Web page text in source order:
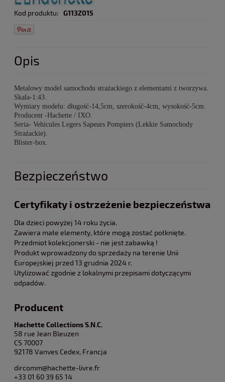
Kod produktu: G113Z015
Opis
Metalowy model samochodu strażackiego z elementami z tworzywa.
Skala-1:43.
Wymiary modelu: długość-14,5cm, szerokość-4cm, wysokość-5cm.
Producent -Hachette / IXO.
Seria- Vehicules Legers Sapeurs Pompiers (Lekkie Samochody
Strażackie).
Blister-box.
Bezpieczeństwo
Certyfikaty i ostrzeżenie bezpieczeństwa
Dla dzieci powyżej 14 roku życia.
Zawiera małe elementy, które mogą zostać połknięte.
Przedmiot kolekcjonerski - nie jest zabawką !
Produkt wprowadzony do sprzedaży na terenie Unii
Europejskiej przed 13 grudnia 2024 r.
Utylizować zgodnie z lokalnymi przepisami dotyczącymi
odpadów.
Producent
Hachette Collections S.N.C.
58 rue Jean Bleuzen
CS 70007
92178 Vanves Cedex, Francja
dircomm@hachette-livre.fr
+33 01 60 39 65 14